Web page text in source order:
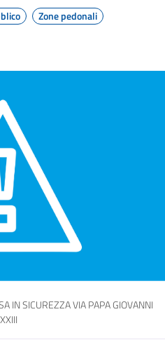
Zone pedonali
IN SICUREZZA VIA PAPA GIOVANNI
XXIII